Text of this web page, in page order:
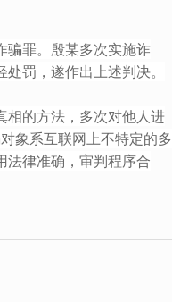
罪。殷某多次实施诈
罚，遂作出上述判决。
的方法，多次对他人进
象系互联网上不特定的多
法律准确，审判程序合